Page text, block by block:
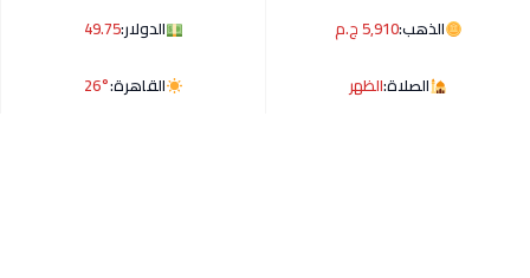
الذهب:5,910 ج.م الدولار:49.75
الصلاة:الظهر القاهرة:26°